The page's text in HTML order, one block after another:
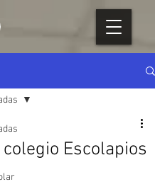
Escolapios